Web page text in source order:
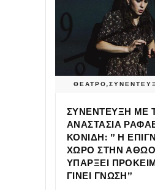
ΘΕΑΤΡΟ,
ΣΥΝΕΝΤΕΥΞΗ ΜΕ
ΑΝΑΣΤΑΣΙΑ
ΚΟΝΙΔΗ: ” Η
ΧΩΡΟ ΣΤΗΝ
ΥΠΑΡΞΕΙ
ΓΙΝΕΙ ΓΝΩΣΗ”